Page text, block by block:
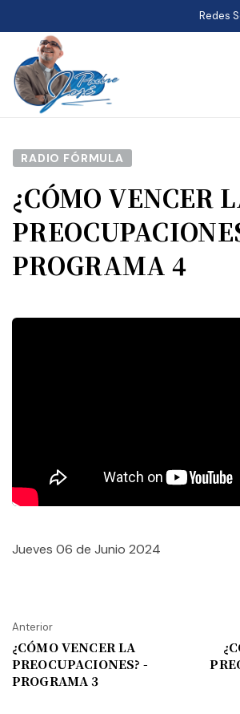
Redes
RADIO FÓRMULA
¿CÓMO VENCER
PROGRAMA 4
Jueves 06 de Junio 2024
Anterior
¿CÓMO VENCER LA
PREOCUPACIONES? -
PROGRAMA 3